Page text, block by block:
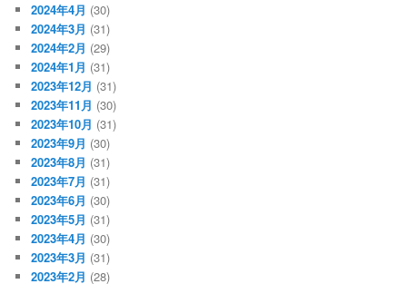
2024年4月 (30)
2024年3月 (31)
2024年2月 (29)
2024年1月 (31)
2023年12月 (31)
2023年11月 (30)
2023年10月 (31)
2023年9月 (30)
2023年8月 (31)
2023年7月 (31)
2023年6月 (30)
2023年5月 (31)
2023年4月 (30)
2023年3月 (31)
2023年2月 (28)